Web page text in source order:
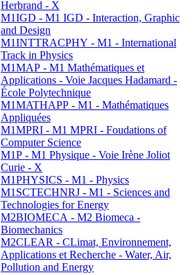
Herbrand - X
M1IGD - M1 IGD - Interaction, Graphic
and Design
M1INTTRACPHY - M1 - International
Track in Physics
M1MAP - M1 Mathématiques et
Applications - Voie Jacques Hadamard -
École Polytechnique
M1MATHAPP - M1 - Mathématiques
Appliquées
M1MPRI - M1 MPRI - Foudations of
Computer Science
M1P - M1 Physique - Voie Irène Joliot
Curie - X
M1PHYSICS - M1 - Physics
M1SCTECHNRJ - M1 - Sciences and
Technologies for Energy
M2BIOMECA - M2 Biomeca -
Biomechanics
M2CLEAR - CLimat, Environnement,
Applications et Recherche - Water, Air,
Pollution and Energy